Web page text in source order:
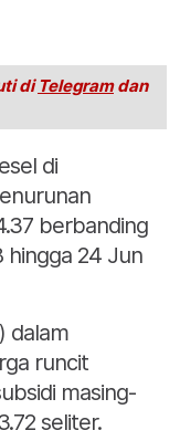
di Telegramdan
di
berbanding
hingga 24 Jun
dalam
runcit
masing-
seliter.